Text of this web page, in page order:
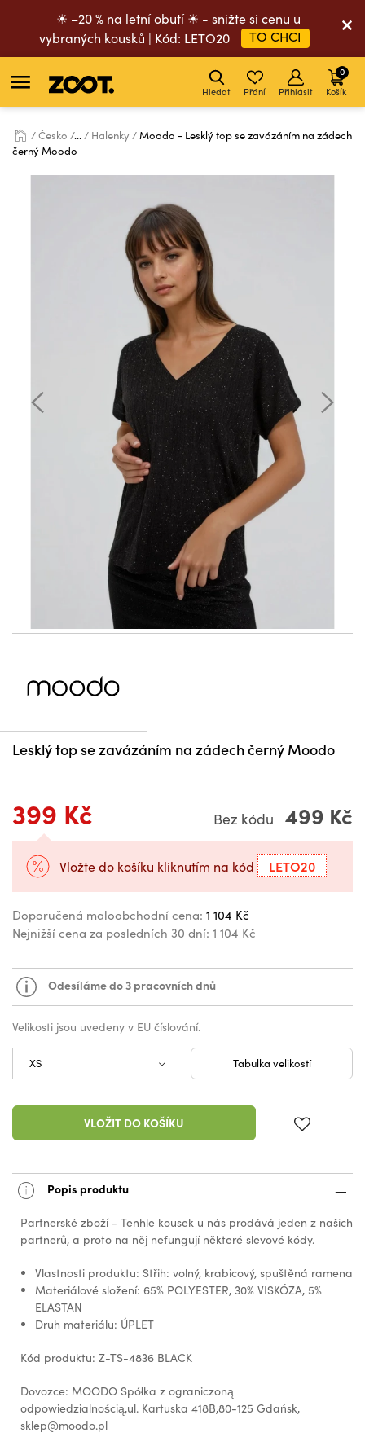
☀ –20 % na letní obutí ☀ - snižte si cenu u
vybraných kousků | Kód: LETO20
TO CHCI
Hledat Přání Přihlásit Košík
0
Česko ... Halenky
Moodo - Lesklý top se zavázáním na zádech
černý Moodo
Lesklý top se zavázáním na zádech černý Moodo
399 Kč Bez kódu 499 Kč
Vložte do košíku kliknutím na kód LETO20
Doporučená maloobchodní cena: 1 104 Kč
Nejnižší cena za posledních 30 dní: 1 104 Kč
Odesíláme do 3 pracovních dnů
Velikosti jsou uvedeny v EU číslování.
Tabulka velikostí
VLOŽIT DO KOŠÍKU
Popis produktu
Partnerské zboží - Tenhle kousek u nás prodává jeden z našich
partnerů, a proto na něj nefungují některé slevové kódy.
Vlastnosti produktu: Střih: volný, krabicový, spuštěná ramena
Materiálové složení: 65% POLYESTER, 30% VISKÓZA, 5%
ELASTAN
Druh materiálu: ÚPLET
Kód produktu: Z-TS-4836 BLACK
Dovozce: MOODO Spółka z ograniczoną
odpowiedzialnością,ul. Kartuska 418B,80-125 Gdańsk,
sklep@moodo.pl